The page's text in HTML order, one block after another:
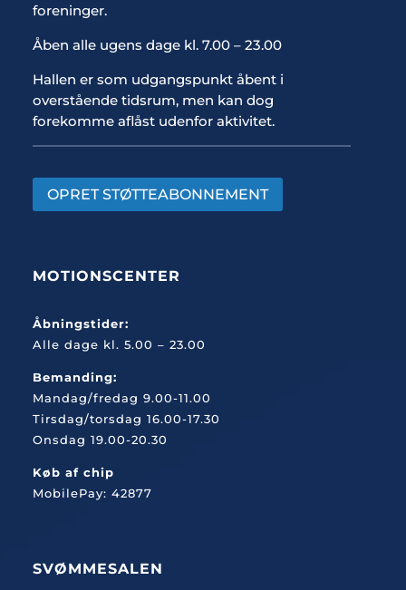
foreninger.
Åben alle ugens dage kl. 7.00 – 23.00
Hallen er som udgangspunkt åbent i
overstående tidsrum, men kan dog
forekomme aflåst udenfor aktivitet.
OPRET STØTTEABONNEMENT
MOTIONSCENTER
Åbningstider:
Alle dage kl. 5.00 – 23.00
Bemanding:
Mandag/fredag 9.00-11.00
Tirsdag/torsdag 16.00-17.30
Onsdag 19.00-20.30
Køb af chip
MobilePay: 42877
SVØMMESALEN